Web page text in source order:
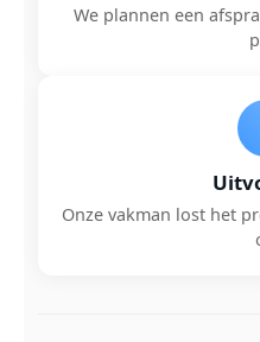
We plannen een
Onze vakman lost het